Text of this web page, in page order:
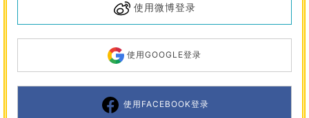
使用微博登录
使用GOOGLE登录
使用FACEBOOK登录